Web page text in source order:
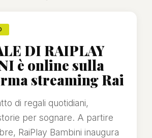
DI RAIPLAY
è online sulla
streaming Rai
di regali quotidiani,
per sognare. A partire
RaiPlay Bambini inaugura